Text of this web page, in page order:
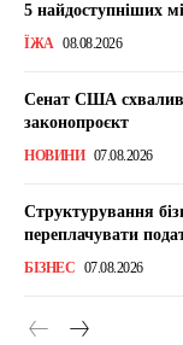
5 найдоступніших
ЇЖА 08.08.2026
Сенат США схвалив
законопроєкт
НОВИНИ 07.08.2026
Структурування
переплачувати
БІЗНЕС 07.08.2026